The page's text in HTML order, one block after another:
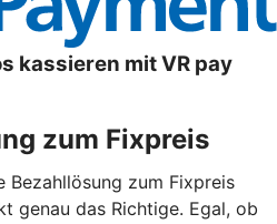
kassieren mit VR pay
zum Fixpreis
Bezahllösung zum Fixpreis
genau das Richtige. Egal, ob